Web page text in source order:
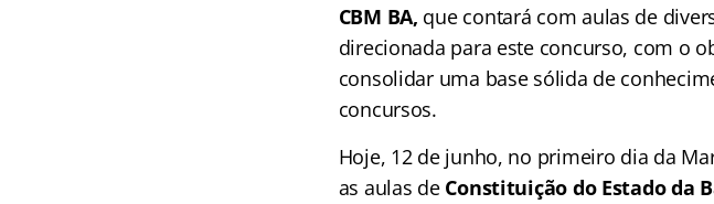
CBM BA, que contará com aulas de
direcionada para este concurso, com o
consolidar uma base sólida de
concursos.
Hoje, 12 de junho, no primeiro dia da
as aulas de Constituição do Estado da